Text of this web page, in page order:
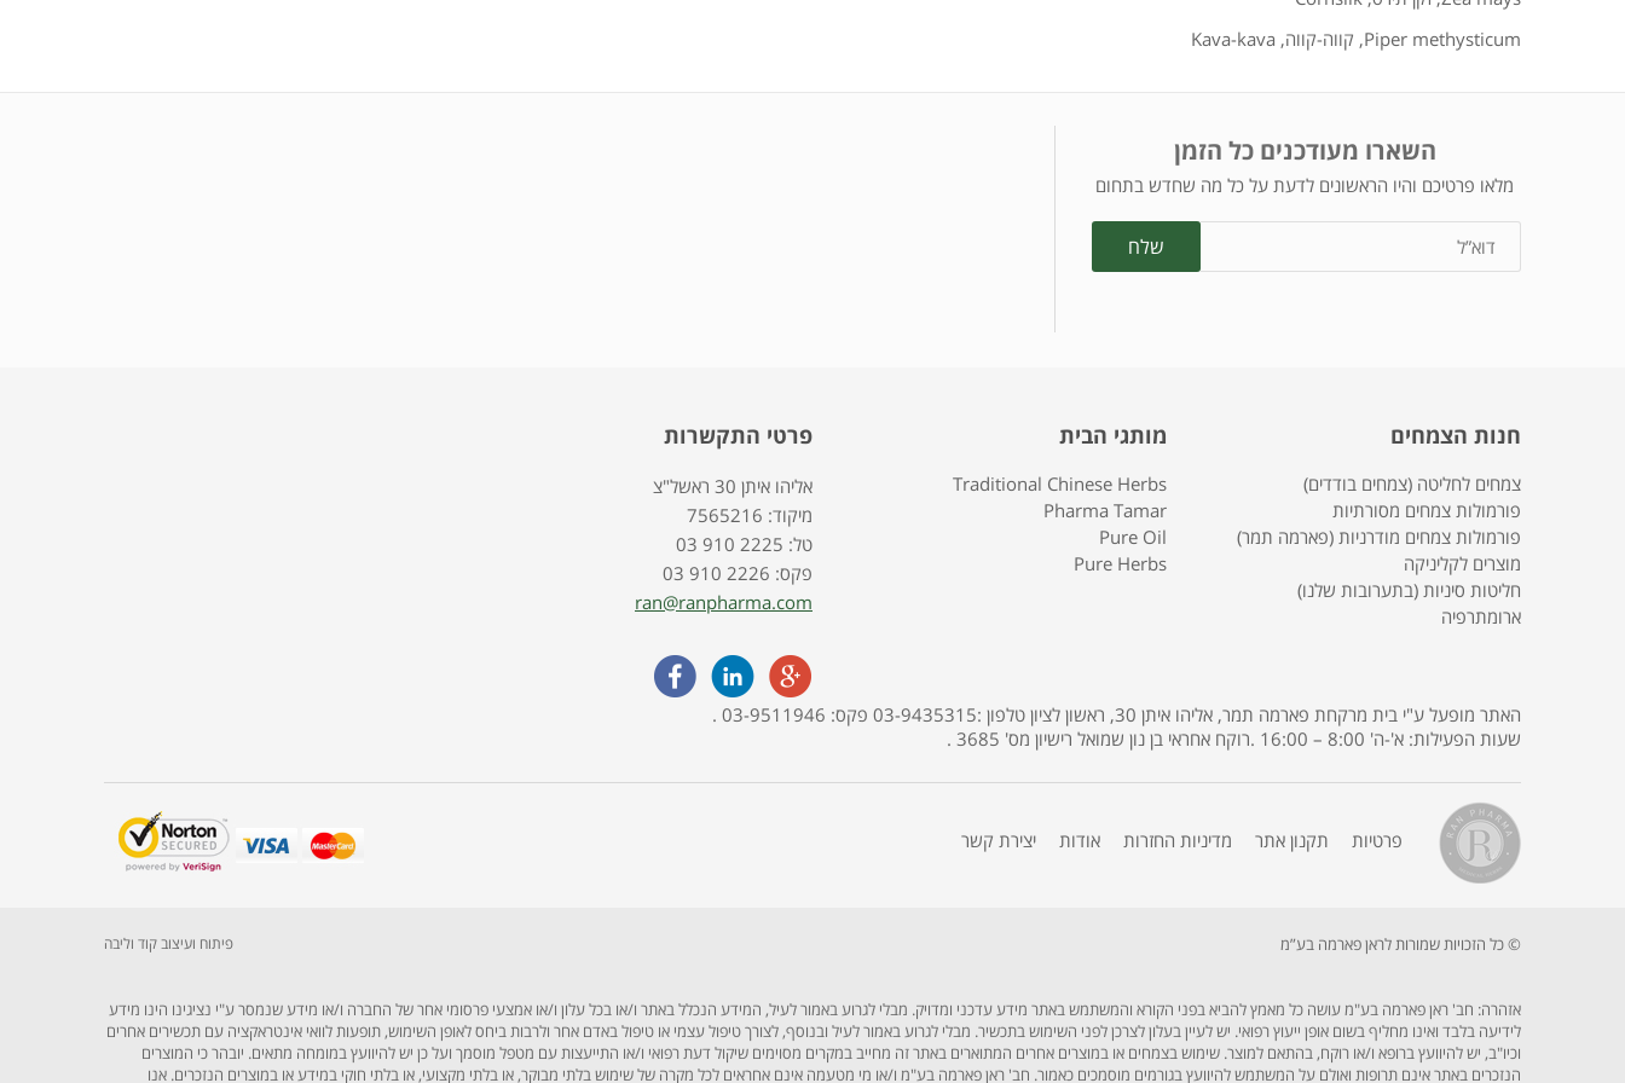
Piper methysticum
, קווה-קווה,
Kava-kava
השארו מעודכנים כל הזמן
מלאו פרטיכם והיו הראשונים לדעת על כל מה שחדש בתחום
חנות הצמחים
צמחים לחליטה (צמחים בודדים)
פורמולות צמחים מסורתיות
פורמולות צמחים מודרניות (פארמה תמר)
מוצרים לקליניקה
חליטות סיניות (בתערובות שלנו)
ארומתרפיה
מותגי הבית
Traditional Chinese Herbs
Pharma Tamar
Pure Oil
Pure Herbs
פרטי התקשרות
אליהו איתן 30 ראשל"צ
7565216 :מיקוד
03 910 2225 :טל
03 910 2226 :פקס
ran@ranpharma.com
האתר מופעל ע"י בית מרקחת פארמה תמר, אליהו איתן 30, ראשון לציון טלפון :03-9435315 פקס: 03-9511946 .
שעות הפעילות: א'-ה' 8:00 – 16:00 .רוקח אחראי בן נון שמואל רישיון מס' 3685 .
פרטיות תקנון אתר מדיניות החזרות אודות יצירת קשר
© כל הזכויות שמורות לראן פארמה בע”מ פיתוח ועיצוב קוד וליבה
אזהרה: חב' ראן פארמה בע"מ עושה כל מאמץ להביא בפני הקורא והמשתמש באתר מידע עדכני ומדויק. מבלי לגרוע באמור לעיל, המידע הנכלל באתר ו/או בכל עלון ו/או אמצעי פרסומי אחר של החברה ו/או מידע שנמסר ע"י נציגינו הינו מידע
לידיעה בלבד ואינו מחליף בשום אופן ייעוץ רפואי. יש לעיין בעלון לצרכן לפני השימוש בתכשיר. מבלי לגרוע באמור לעיל ובנוסף, לצורך טיפול עצמי או טיפול באדם אחר ולרבות ביחס לאופן השימוש, תופעות לוואי אינטראקציה עם תכשירים אחרים
וכיו"ב, יש להיוועץ ברופא ו/או רוקח, בהתאם למוצר. שימוש בצמחים או במוצרים אחרים המתוארים באתר זה מחייב במקרים מסוימים שיקול דעת רפואי ו/או התייעצות עם מטפל מוסמך ועל כן יש להיוועץ במומחה מתאים. יובהר כי המוצרים
הנזכרים באתר אינם תרופות ואולם על המשתמש להיוועץ בגורמים מוסמכים כאמור. חב' ראן פארמה בע"מ ו/או מי מטעמה אינם אחראים לכל מקרה של שימוש בלתי מבוקר, או בלתי מקצועי, או בלתי חוקי במידע או במוצרים הנזכרים. אנו